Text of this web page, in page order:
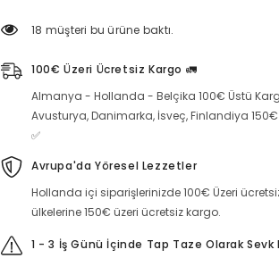
Doğal
Peynir
için
azaltın
Doğal
için
artırın
18 müşteri bu ürüne baktı.
100€ Üzeri Ücretsiz Kargo 🚛
Almanya - Hollanda - Belçika 100€ Üstü
Avusturya, Danimarka, İsveç, Finlandiya
✅
Avrupa'da Yöresel Lezzetler
Hollanda içi siparişlerinizde 100€ Üzeri
ülkelerine 150€ üzeri ücretsiz kargo.
1 - 3 İş Günü İçinde Tap Taze Olarak Sevk